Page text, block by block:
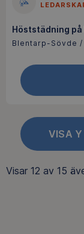
Höststädning på
Blentarp-Sövde /
VISA
Visar 12 av 15